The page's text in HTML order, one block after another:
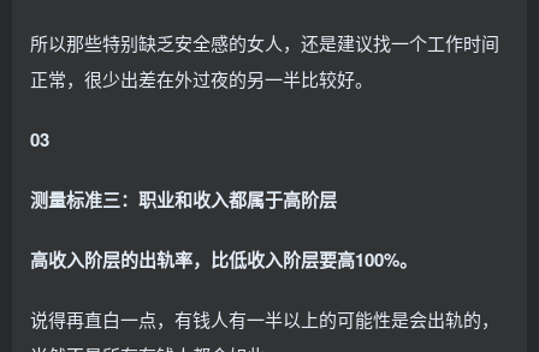
所以那些特别缺乏安全感的女人，还是建议找一个工作时间
正常，很少出差在外过夜的另一半比较好。
03
测量标准三：职业和收入都属于高阶层
高收入阶层的出轨率，比低收入阶层要高100%。
说得再直白一点，有钱人有一半以上的可能性是会出轨的，